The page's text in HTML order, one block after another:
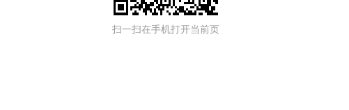
扫一扫在手机打开当前页